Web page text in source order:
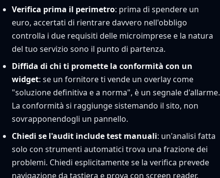
Verifica prima il perimetro: prima di spendere un
euro, accertati di rientrare davvero nell'obbligo
controlla i due requisiti delle microimprese e la natura
del tuo servizio sono il punto di partenza.
Diffida di chi ti promette la conformità con un
widget: se un fornitore ti vende un overlay come
"soluzione definitiva e a norma", è un segnale d'allarme.
La conformità si raggiunge sistemando il sito, non
sovrapponendogli un pannello.
Chiedi se l'audit include test manuali: un'analisi fatta
solo con strumenti automatici trova una frazione dei
problemi. Chiedi esplicitamente se la verifica prevede
navigazione da tastiera e prova con screen reader.